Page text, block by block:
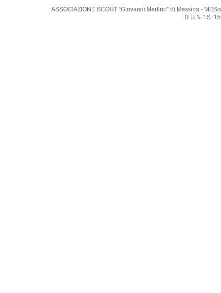
ASSOCIAZIONE SCOUT “Giovanni Merlino” di Messina -
R.U.N.T.S.